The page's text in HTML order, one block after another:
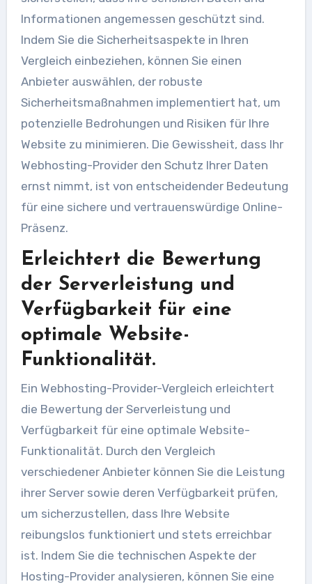
Informationen angemessen geschützt sind.
Indem Sie die Sicherheitsaspekte in Ihren
Vergleich einbeziehen, können Sie einen
Anbieter auswählen, der robuste
Sicherheitsmaßnahmen implementiert hat, um
potenzielle Bedrohungen und Risiken für Ihre
Website zu minimieren. Die Gewissheit, dass Ihr
Webhosting-Provider den Schutz Ihrer Daten
ernst nimmt, ist von entscheidender Bedeutung
für eine sichere und vertrauenswürdige Online-
Präsenz.
Erleichtert die Bewertung
der Serverleistung und
Verfügbarkeit für eine
optimale Website-
Funktionalität.
Ein Webhosting-Provider-Vergleich erleichtert
die Bewertung der Serverleistung und
Verfügbarkeit für eine optimale Website-
Funktionalität. Durch den Vergleich
verschiedener Anbieter können Sie die Leistung
ihrer Server sowie deren Verfügbarkeit prüfen,
um sicherzustellen, dass Ihre Website
reibungslos funktioniert und stets erreichbar
ist. Indem Sie die technischen Aspekte der
Hosting-Provider analysieren, können Sie eine